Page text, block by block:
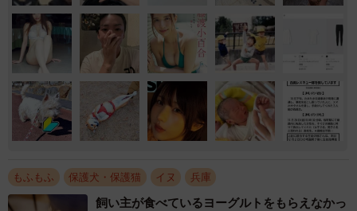
もふもふ 保護犬・保護猫 イヌ 兵庫
飼い主が食べているヨーグルトをもらえなかっ